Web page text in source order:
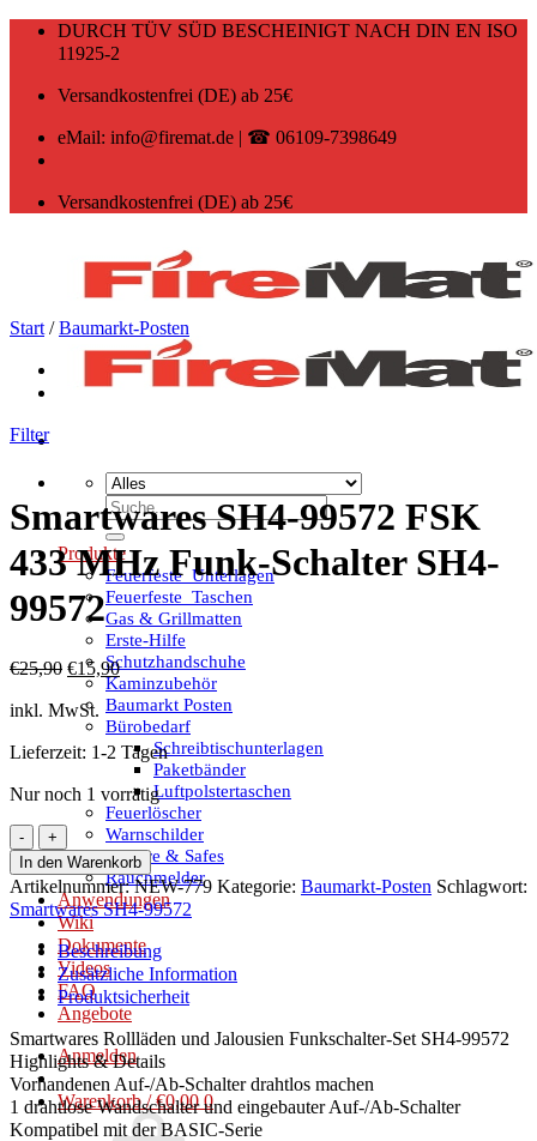
Zum
DURCH TÜV SÜD BESCHEINIGT NACH DIN EN ISO
11925-2
Versandkostenfrei (DE) ab 25€
eMail: info@firemat.de | ☎ 06109-7398649
Versandkostenfrei (DE) ab 25€
Suchen
nach:
Produkte
Feuerfeste_Unterlagen
Feuerfeste_Taschen
Gas & Grillmatten
Erste-Hilfe
Schutzhandschuhe
Kaminzubehör
Baumarkt Posten
Bürobedarf
Schreibtischunterlagen
Paketbänder
Luftpolstertaschen
Feuerlöscher
Warnschilder
Tresore & Safes
Rauchmelder
Anwendungen
Wiki
Dokumente
Videos
FAQ
Angebote
Anmelden
Warenkorb /€0,00 0
Start / Baumarkt-Posten
Filter
Smartwares SH4-99572 FSK
433 MHz Funk-Schalter SH4-
99572
€25,90 Ursprünglicher
Preis
war:
€25,90
€15,90Aktueller
Preis
ist:
€15,90.
inkl. MwSt.
Lieferzeit: 1-2 Tagen
Nur noch 1 vorrätig
Smartwares
SH4-
99572
FSK
433
MHz
Funk-
Schalter
SH4-
99572
Menge
In den Warenkorb
Artikelnummer:NEW-779 Kategorie: Baumarkt-Posten Schlagwort:
Smartwares SH4-99572
Beschreibung
Zusätzliche Information
Produktsicherheit
Smartwares Rollläden und Jalousien Funkschalter-Set SH4-99572
Highlights & Details
Vorhandenen Auf-/Ab-Schalter drahtlos machen
1 drahtlose Wandschalter und eingebauter Auf-/Ab-Schalter
Kompatibel mit der BASIC-Serie